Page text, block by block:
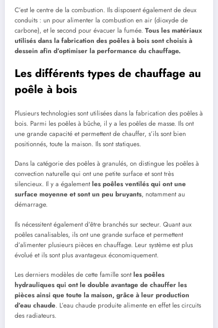
C’est le centre de la combustion. Ils disposent également de deux
conduits : un pour alimenter la combustion en air (dioxyde de
carbone), et le second pour évacuer la fumée. Tous les matériaux
utilisés dans la fabrication des poêles à bois sont choisis à
dessein afin d’optimiser la performance du chauffage.
Les différents types de chauffage au
poêle à bois
Plusieurs technologies sont utilisées dans la fabrication des poêles à
bois. Parmi les poêles à bûche, il y a les poêles de masse. Ils ont
une grande capacité et permettent de chauffer, s’ils sont bien
positionnés, toute la maison. Ils sont statiques.
Dans la catégorie des poêles à granulés, on distingue les poêles à
convection naturelle qui ont une petite surface et sont très
silencieux. Il y a égalementles poêles ventilés qui ont une
surface moyenne et sont un peu bruyants, notamment au
démarrage.
Ils nécessitent également d’être branchés sur secteur. Quant aux
poêles canalisables, ils ont une grande surface et permettent
d’alimenter plusieurs pièces en chauffage. Leur système est plus
évolué et ils sont plus avantageux économiquement.
Les derniers modèles de cette famille sontles poêles
hydrauliques qui ont le double avantage de chauffer les
pièces ainsi que toute la maison, grâce à leur production
d’eau chaude. L’eau chaude produite alimente en effet les circuits
des radiateurs.